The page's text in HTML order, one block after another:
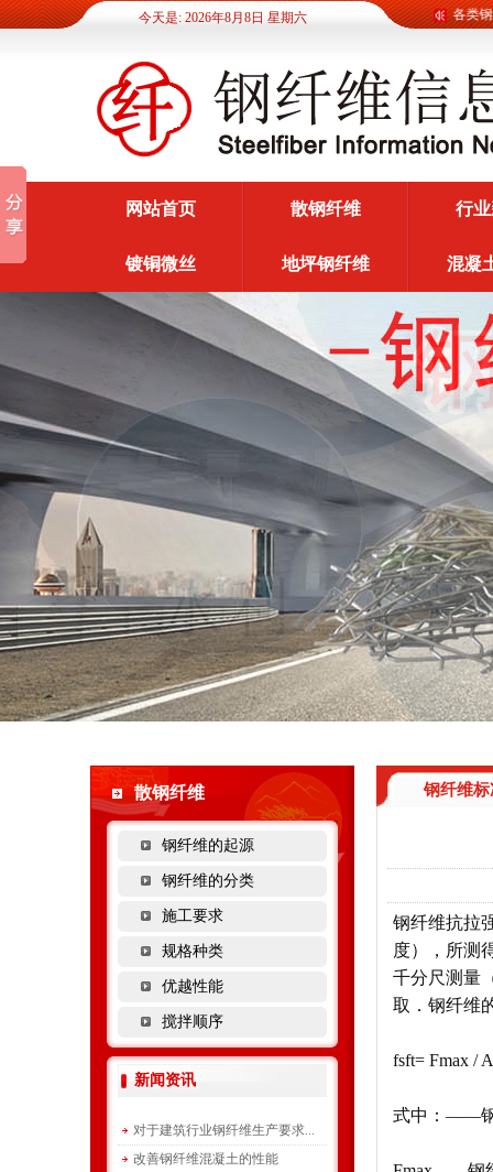
今天是: 2026年8月8日 星期六钢纤维信息网为广大客户提供各类钢纤
网站首页 散钢纤维 行
镀铜微丝 地坪钢纤维 混凝
散钢纤维
钢纤维的起源
钢纤维的分类
施工要求
规格种类
优越性能
搅拌顺序
新闻资讯
对于建筑行业钢纤维生产要求...
改善钢纤维混凝土的性能
钢纤维标
钢纤维抗拉
度），所测
千分尺测量
取．钢纤维
fsft= Fmax /
式中：——钢